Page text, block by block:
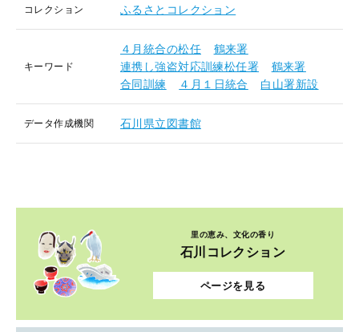
コレクション ふるさとコレクション
キーワード
４月統合の松任
鶴来署
連携し強盗対応訓練松任署
鶴来署
合同訓練
４月１日統合 白山署新設
データ作成機関 石川県立図書館
里の恵み、文化の香り
石川コレクション
ページを見る